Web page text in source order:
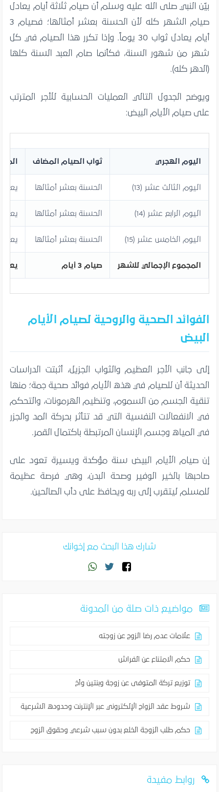
بيّن النبي صلى الله عليه وسلم أن صيام ثلاثة أيام يعادل
صيام الشهر كله لأن الحسنة بعشر أمثالها؛ فصيام 3
أيام يعادل ثواب 30 يوماً. وإذا تكرر هذا الصيام في كل
شهر من شهور السنة، فكأنما صام العبد السنة كلها
(الدهر كله).
ويوضح الجدول التالي العمليات الحسابية للأجر المترتب
على صيام الأيام البيض:
اليوم الهجري ثواب الصيام المضاف
اليوم الثالث عشر (13) الحسنة بعشر أمثالها يعادل
اليوم الرابع عشر (14) الحسنة بعشر أمثالها يعادل
اليوم الخامس عشر (15) الحسنة بعشر أمثالها يعادل
المجموع الإجمالي للشهر صيام 3 أيام يعادل صيام
الفوائد الصحية والروحية لصيام الأيام
البيض
إلى جانب الأجر العظيم والثواب الجزيل، أثبتت الدراسات
الحديثة أن للصيام في هذه الأيام فوائد صحية جمة؛ منها
تنقية الجسم من السموم، وتنظيم الهرمونات، والتحكم
في الانفعالات النفسية التي قد تتأثر بحركة المد والجزر
في المياه وجسم الإنسان المرتبطة باكتمال القمر.
إن صيام الأيام البيض سنة مؤكدة ويسيرة تعود على
صاحبها بالخير الوفير وصحة البدن، وهي فرصة عظيمة
للمسلم ليتقرب إلى ربه ويحافظ على دأب الصالحين.
شارك هذا البحث مع إخوانك
مواضيع ذات صلة من المدونة
علامات عدم رضا الزوج عن زوجته
حكم الامتناع عن الفراش
توزيع تركة المتوفى عن زوجة وبنتين وأخ
شروط عقد الزواج الإلكتروني عبر الإنترنت وحدوده الشرعية
حكم طلب الزوجة الخلع بدون سبب شرعي وحقوق الزوج
روابط مفيدة